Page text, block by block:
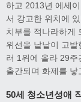
하고 2013년 에세
서 강고한 위치에
치부를 적나라하게
위선을 낱낱이 고
러 1위에 올라 29주
출간되며 화제를
50세 청소년성애